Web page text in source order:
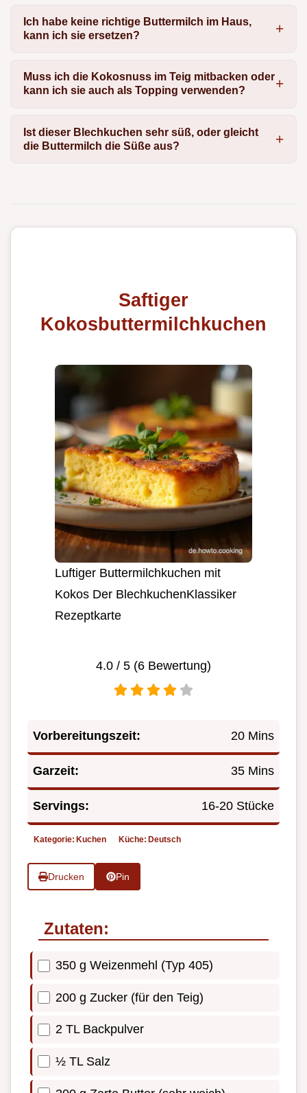
Ich habe keine richtige Buttermilch im Haus,
kann ich sie ersetzen?
Muss ich die Kokosnuss im Teig mitbacken oder
kann ich sie auch als Topping verwenden?
Ist dieser Blechkuchen sehr süß, oder gleicht
die Buttermilch die Süße aus?
Saftiger
Kokosbuttermilchkuchen
Luftiger Buttermilchkuchen mit
Kokos Der BlechkuchenKlassiker
Rezeptkarte
4.0 / 5 (6 Bewertung)
Vorbereitungszeit: 20 Mins
Garzeit: 35 Mins
Servings: 16-20 Stücke
Kategorie: Kuchen Küche: Deutsch
Drucken Pin
Zutaten:
350 g Weizenmehl (Typ 405)
200 g Zucker (für den Teig)
2 TL Backpulver
½ TL Salz